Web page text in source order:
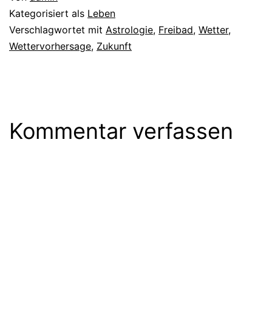
Kategorisiert als Leben
Verschlagwortet mit Astrologie, Freibad, Wetter,
Wettervorhersage, Zukunft
Kommentar verfassen